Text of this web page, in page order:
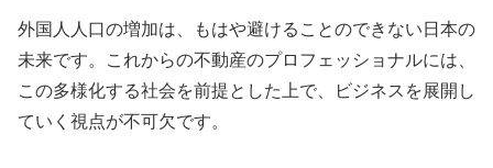
外国人人口の増加は、もはや避けることのできない日本の
未来です。これからの不動産のプロフェッショナルには、
この多様化する社会を前提とした上で、ビジネスを展開し
ていく視点が不可欠です。